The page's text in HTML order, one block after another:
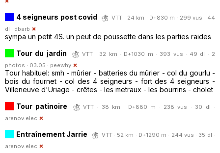
4 seigneurs post covid
VTT · 24 km · D+830 m · 299 vus · 44
dl · dbarb
sympa un petit 4S. un peut de poussette dans les parties raides
Tour du jardin
VTT · 32 km · D+1030 m · 393 vus · 49 dl · 2
photos · 03:05 · peewhy
Tour habituel: smh - mûrier - batteries du mûrier - col du gourlu -
bois du fournet - col des 4 seigneurs - fort des 4 seigneurs -
Villeneuve d'Uriage - crêtes - les metraux - les bourrins - cholet
Tour patinoire
VTT · 38 km · D+880 m · 238 vus · 30 dl ·
arenov.elec
Entraînement Jarrie
VTT · 52 km · D+1290 m · 244 vus · 35 dl ·
arenov.elec